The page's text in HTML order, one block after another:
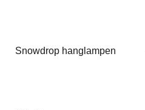
Snowdrop hanglampen